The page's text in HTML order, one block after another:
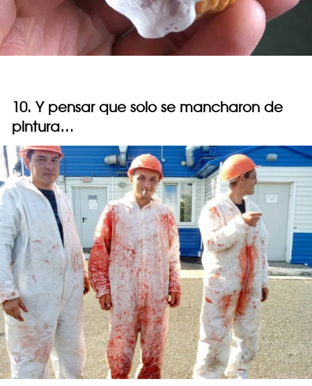
10. Y pensar que solo se mancharon de
pintura…